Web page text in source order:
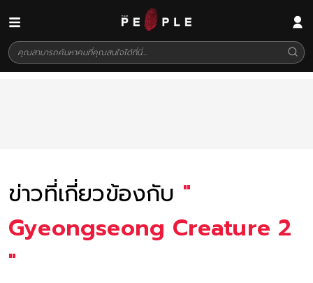
ข่าวที่เกี่ยวข้องกับ "
Gyeongseong Creature 2
"